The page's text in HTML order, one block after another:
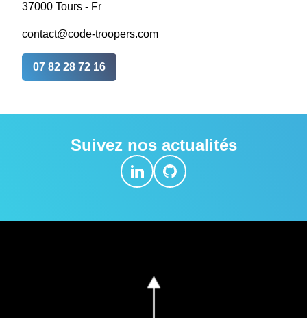
37000 Tours - Fr
contact@code-troopers.com
07 82 28 72 16
Suivez nos actualités